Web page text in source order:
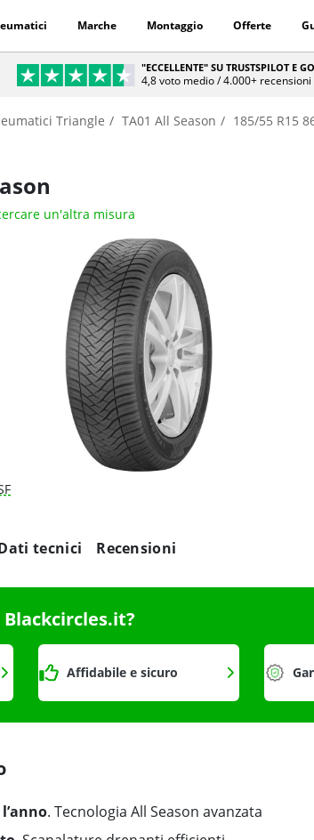
Marche Montaggio Offerte
"ECCELLENTE" SU TRUSTSPILOT E
4,8 voto medio / 4.000+ recensioni
Triangle TA01 All Season
185/55 R15
un'altra misura
tecnici Recensioni
Affidabile e sicuro
. Tecnologia All Season avanzata